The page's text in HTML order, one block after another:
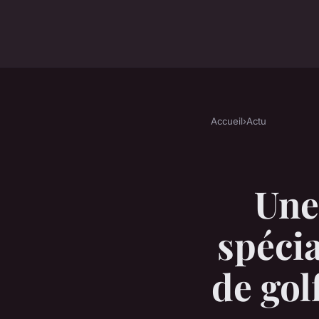
Accueil›Actu
de